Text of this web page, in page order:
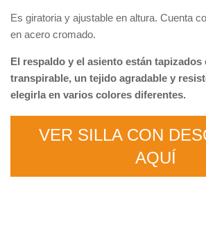
Es giratoria y ajustable en altura. Cuenta
en acero cromado.
El respaldo y el asiento están tapizados
transpirable, un tejido agradable y
elegirla en varios colores diferentes.
VER SILLA CON
AQUÍ